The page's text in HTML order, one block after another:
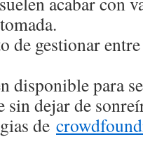
de gestionar
disponible para
sin dejar de
de